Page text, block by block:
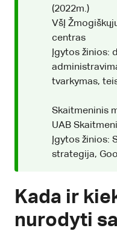
(2022m.)
VšĮ
centras
Įgytos žinios:
tvarkymas,
Skaitmeninis
UAB
Įgytos žinios:
strategija,
Kada ir
nurodyti